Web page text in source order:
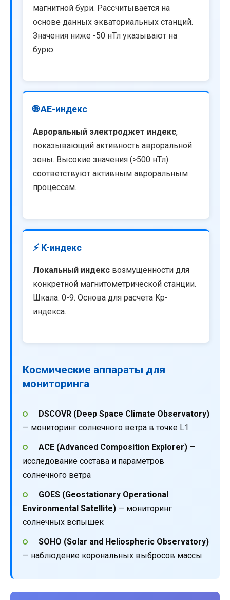
магнитной бури. Рассчитывается на
основе данных экваториальных станций.
Значения ниже -50 нТл указывают на
бурю.
🌐 AE-индекс
Авроральный электроджет индекс,
показывающий активность авроральной
зоны. Высокие значения (>500 нТл)
соответствуют активным авроральным
процессам.
⚡ K-индекс
Локальный индекс возмущенности для
конкретной магнитометрической станции.
Шкала: 0-9. Основа для расчета Kp-
индекса.
Космические аппараты для
мониторинга
DSCOVR (Deep Space Climate Observatory)
— мониторинг солнечного ветра в точке L1
ACE (Advanced Composition Explorer)—
исследование состава и параметров
солнечного ветра
GOES (Geostationary Operational
Environmental Satellite) — мониторинг
солнечных вспышек
SOHO (Solar and Heliospheric Observatory)
— наблюдение корональных выбросов массы